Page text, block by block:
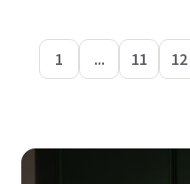
1 ... 11 12